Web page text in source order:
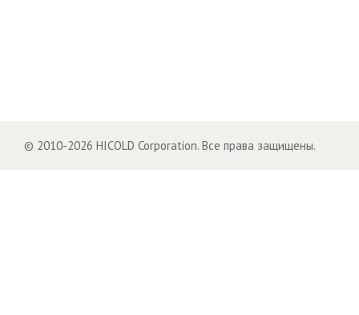
© 2010-2026 HICOLD Corporation. Все права защищены.